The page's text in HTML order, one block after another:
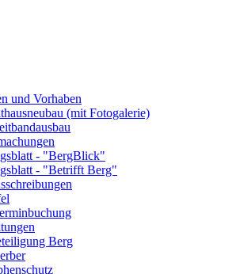
und Vorhaben
(mit Fotogalerie)
- "BergBlick"
- "Betrifft Berg"
Berg